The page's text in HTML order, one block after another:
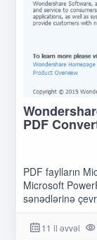
PDF
PDF faylların
Microsoft
sənədlərinə
11 il əvvəl